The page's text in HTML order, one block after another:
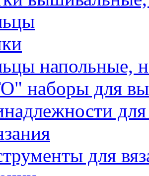
напольные,
наборы для
для